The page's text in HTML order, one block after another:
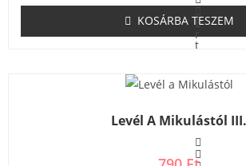
É
r
t
e
l
s
:
0
/
5
KOSÁRBA TESZEM
Levél A Mikulástól III.